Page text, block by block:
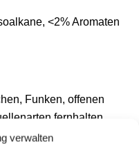
verwalten
<2% Aromaten
Funken, offenen
fernhalten.